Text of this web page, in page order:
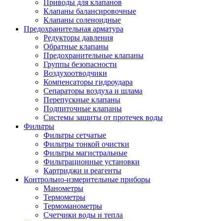
Приводы для клапанов
Клапаны балансировочные
Клапаны соленоидные
Предохранительная арматура
Редукторы давления
Обратные клапаны
Предохранительные клапаны
Группы безопасности
Воздухоотводчики
Компенсаторы гидроудара
Сепараторы воздуха и шлама
Перепускные клапаны
Подпиточные клапаны
Системы защиты от протечек воды
Фильтры
Фильтры сетчатые
Фильтры тонкой очистки
Фильтры магистральные
Фильтрационные установки
Картриджи и реагенты
Контрольно-измерительные приборы
Манометры
Термометры
Термоманометры
Счетчики воды и тепла